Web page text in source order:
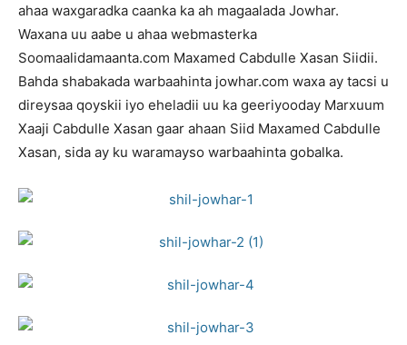
ahaa waxgaradka caanka ka ah magaalada Jowhar.
Waxana uu aabe u ahaa webmasterka
Soomaalidamaanta.com Maxamed Cabdulle Xasan Siidii.
Bahda shabakada warbaahinta jowhar.com waxa ay tacsi u
direysaa qoyskii iyo eheladii uu ka geeriyooday Marxuum
Xaaji Cabdulle Xasan gaar ahaan Siid Maxamed Cabdulle
Xasan, sida ay ku waramayso warbaahinta gobalka.